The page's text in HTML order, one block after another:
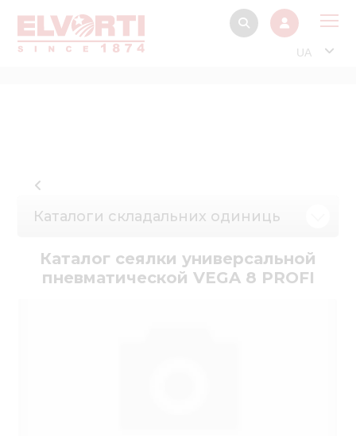
Інформація
UA
Каталоги складальних одиниць
Каталог сеялки универсальной
пневматической VEGA 8 PROFI